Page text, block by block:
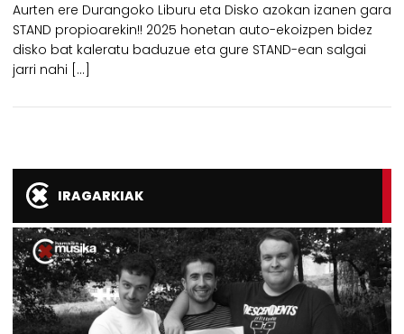
Aurten ere Durangoko Liburu eta Disko azokan izanen gara
STAND propioarekin!! 2025 honetan auto-ekoizpen bidez
disko bat kaleratu baduzue eta gure STAND-ean salgai
jarri nahi […]
IRAGARKIAK